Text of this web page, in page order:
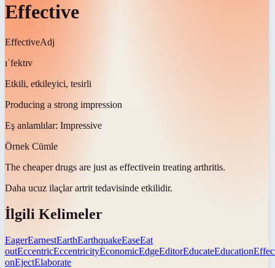
Effective
EffectiveAdj
ɪˈfektɪv
Etkili, etkileyici, tesirli
Producing a strong impression
Eş anlamlılar: Impressive
Örnek Cümle
The cheaper drugs are just as effectivein treating arthritis.
Daha ucuz ilaçlar artrit tedavisinde etkilidir.
İlgili Kelimeler
EagerEarnestEarthEarthquakeEaseEat
outEccentricEccentricityEconomicEdgeEditorEducateEducation
onEjectElaborate